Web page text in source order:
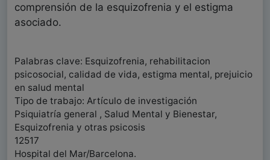
comprensión de la esquizofrenia y el estigma
asociado.
Palabras clave: Esquizofrenia, rehabilitacion
psicosocial, calidad de vida, estigma mental, prejuicio
en salud mental
Tipo de trabajo: Artículo de investigación
Psiquiatría general , Salud Mental y Bienestar,
Esquizofrenia y otras psicosis
12517
Hospital del Mar/Barcelona.